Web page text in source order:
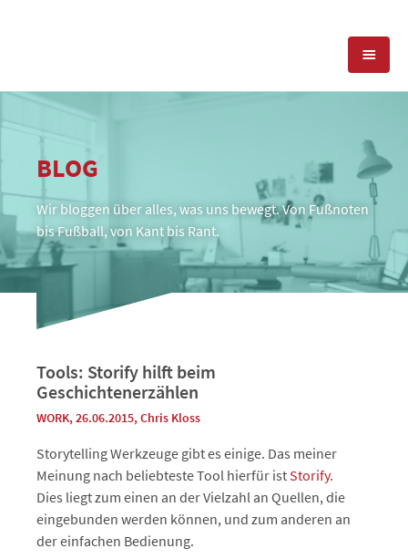
SOCIAL MEDIA
POSITIONIERUNG
REFERENZEN
TEAM
PRESSESERVICE
BLOG
BLOG
Wir bloggen über alles, was uns bewegt. Von Fußnoten
bis Fußball, von Kant bis Rant.
Tools: Storify hilft beim
Geschichtenerzählen
WORK, 26.06.2015,Chris Kloss
Storytelling Werkzeuge gibt es einige. Das meiner
Meinung nach beliebteste Tool hierfür ist Storify.
Dies liegt zum einen an der Vielzahl an Quellen, die
eingebunden werden können, und zum anderen an
der einfachen Bedienung.